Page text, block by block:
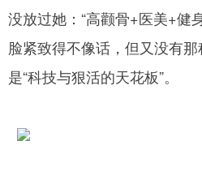
没放过她：“高颧骨+医美+健
脸紧致得不像话，但又没有
是“科技与狠活的天花板”。